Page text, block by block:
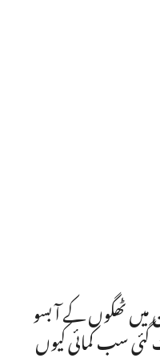
ٹھگوں کے آ بسو
گئی سب کمائی کیوں